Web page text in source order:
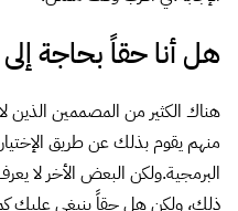
هل أنا حقاً بحاجة إلى
هناك الكثير من المصممين
منهم يقوم بذلك عن طريق
البرمجية.ولكن البعض الأخر لا
ذلك، ولكن هل حقاً ينبغي عليك